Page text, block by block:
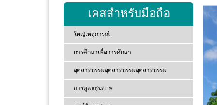
เคสสำหรับมือถือ
ใหญ่เหตุการณ์
การศึกษาเพื่อการศึกษา
อุตสาหกรรมอุตสาหกรรมอุตสาหกรรม
การดูแลสุขภาพ